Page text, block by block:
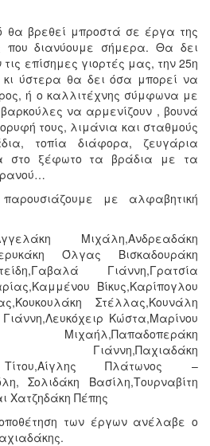
θα βρεθεί μπροστά σε έργα της
που διανύουμε σήμερα. Θα δει
επίσημες γιορτές μας, την 25η
ύστερα θα δει όσα μπορεί να
ή ο καλλιτέχνης σύμφωνα με
να αρμενίζουν , βουνά
τους, λιμάνια και σταθμούς
τοπία διάφορα, ζευγάρια
στο ξέφωτο τα βράδια με τα
με αλφαβητική
Μιχάλη,Ανδρεαδάκη
Όλγας Βισκαδουράκη
Γιάννη,Γρατσία
Βίκυς,Καρίπογλου
Στέλλας,Κουνάλη
Κώστα,Μαρίνου
Μιχαήλ,Παπαδοπεράκη
Γιάννη,Παχιαδάκη
Τίτου,Αίγλης Πλάτωνος –
Σολιδάκη Βασίλη,Τουρναβίτη
Χατζηδάκη Πέπης
των έργων ανέλαβε ο